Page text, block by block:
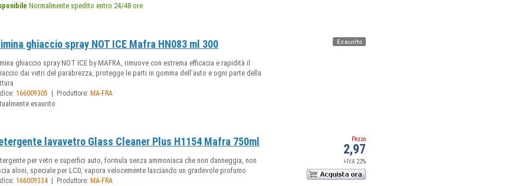
Normalmente spedito entro 24/48 ore
ghiaccio spray NOT ICE Mafra HN083 ml 300
ghiaccio spray NOT ICE by MAFRA, rimuove con estrema efficacia e rapidità il
dai vetri del parabrezza, protegge le parti in gomma dell’auto e ogni parte della
166009305 | Produttore: MA-FRA
esaurito
lavavetro Glass Cleaner Plus H1154 Mafra 750ml
per vetri e superfici auto, formula senza ammoniaca che non danneggia, non
aloni, speciale per LCD, vapora velocemente lasciando un gradevole profumo
166009334 | Produttore: MA-FRA
Pezzo
2,97
+IVA 22%